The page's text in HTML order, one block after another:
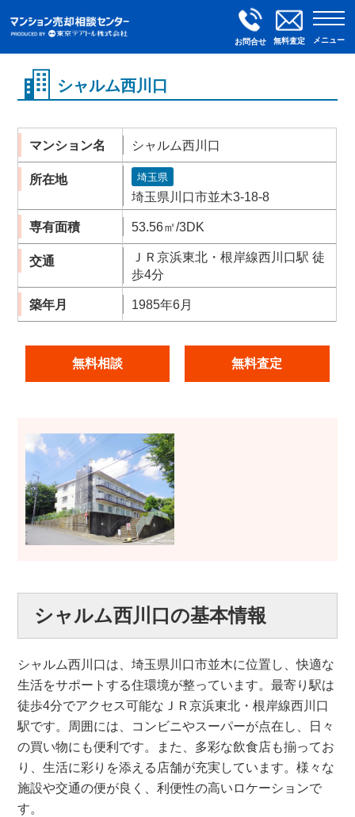
お問合せ 無料査定 メニュー
シャルム西川口
マンション名 シャルム西川口
所在地 埼玉県
埼玉県川口市並木3-18-8
専有面積 53.56㎡/3DK
交通
ＪＲ京浜東北・根岸線西川口駅 徒
歩4分
築年月 1985年6月
無料相談 無料査定
シャルム西川口の基本情報
シャルム西川口は、埼玉県川口市並木に位置し、快適な
生活をサポートする住環境が整っています。最寄り駅は
徒歩4分でアクセス可能なＪＲ京浜東北・根岸線西川口
駅です。周囲には、コンビニやスーパーが点在し、日々
の買い物にも便利です。また、多彩な飲食店も揃ってお
り、生活に彩りを添える店舗が充実しています。様々な
施設や交通の便が良く、利便性の高いロケーションで
す。